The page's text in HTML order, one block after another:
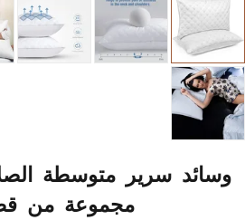
سرير متوسطة
مجموعة من